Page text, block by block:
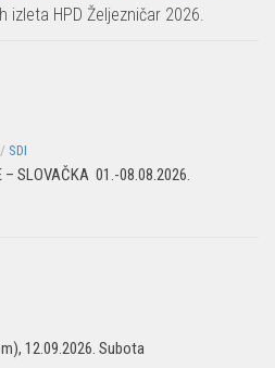
izleta HPD Željezničar 2026.
/ SDI
– SLOVAČKA 01.-08.08.2026.
12.09.2026. Subota